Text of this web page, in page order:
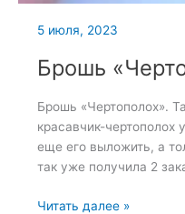
5 июля, 2023
Брошь
Брошь «Чертополох».
красавчик-чертополох
еще его выложить, а
так уже получила 2
Брошь
Читать далее »